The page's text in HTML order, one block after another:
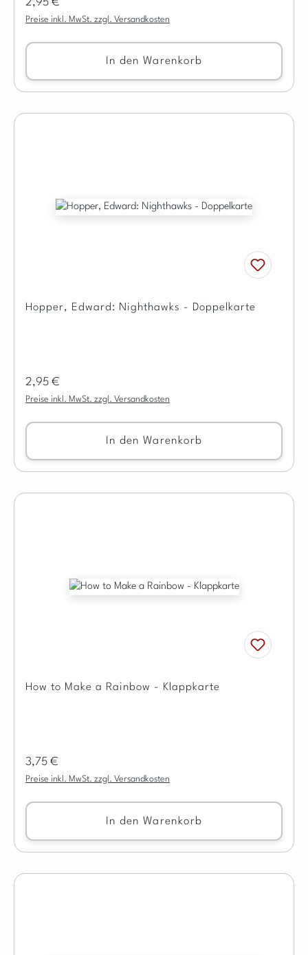
2,95 €
Preise inkl. MwSt. zzgl. Versandkosten
In den Warenkorb
Hopper, Edward: Nighthawks - Doppelkarte
Regulärer Preis:
2,95 €
Preise inkl. MwSt. zzgl. Versandkosten
In den Warenkorb
How to Make a Rainbow - Klappkarte
Regulärer Preis:
3,75 €
Preise inkl. MwSt. zzgl. Versandkosten
In den Warenkorb